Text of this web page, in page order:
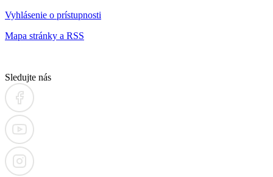
Vyhlásenie o prístupnosti
Mapa stránky a RSS
Sledujte nás